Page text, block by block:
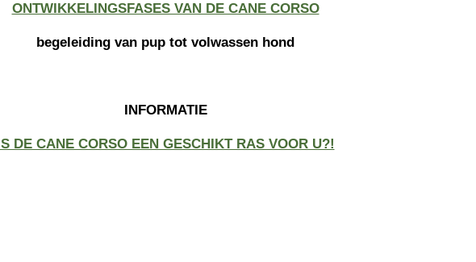
ONTWIKKELINGSFASES VAN DE CANE CORSO
begeleiding van pup tot volwassen hond
INFORMATIE
IS DE CANE CORSO EEN GESCHIKT RAS VOOR U?!